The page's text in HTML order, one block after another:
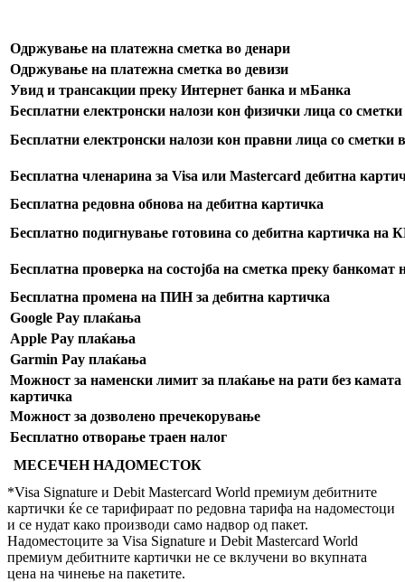
Одржување на платежна сметка во денари
Одржување на платежна сметка во девизи
Увид и трансакции преку Интернет банка и мБанка
Бесплатни електронски налози кон физички лица со
Бесплатни електронски налози кон правни лица со сметки
Бесплатна членарина за Visa или Mastercard дебитна
Бесплатна редовна обнова на дебитна картичка
Бесплатно подигнување готовина со дебитна картичка на
Бесплатна проверка на состојба на сметка преку банкомат
Бесплатна промена на ПИН за дебитна картичка
Google Pay плаќања
Apple Pay плаќања
Garmin Pay плаќања
Можност за наменски лимит за плаќање на рати без камата
картичка
Можност за дозволено пречекорување
Бесплатно отворање траен налог
МЕСЕЧЕН НАДОМЕСТОК
*Visa Signature и Debit Mastercard World премиум дебитните
картички ќе се тарифираат по редовна тарифа на надоместоци
и се нудат како производи само надвор од пакет.
Надоместоците за Visa Signature и Debit Mastercard World
премиум дебитните картички не се вклучени во вкупната
цена на чинење на пакетите.